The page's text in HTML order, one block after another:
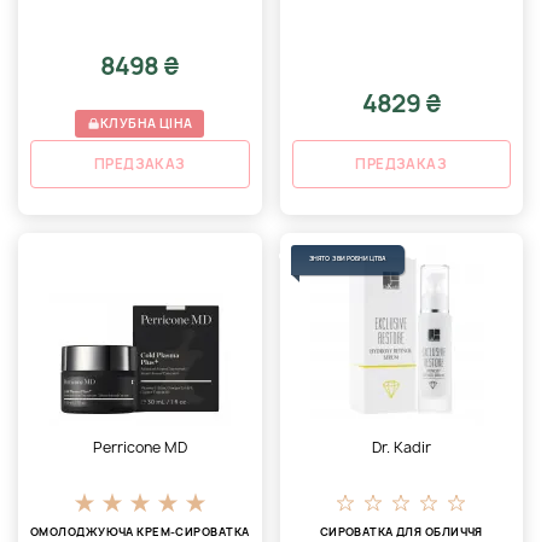
8498 ₴
КЛУБНА ЦІНА
ПРЕДЗАКАЗ
4829 ₴
ПРЕДЗАКАЗ
Perricone MD
ОМОЛОДЖУЮЧА КРЕМ-СИРОВАТКА
ЗНЯТО З ВИРОБНИЦТВА
Dr. Kadir
СИРОВАТКА ДЛЯ ОБЛИЧЧЯ